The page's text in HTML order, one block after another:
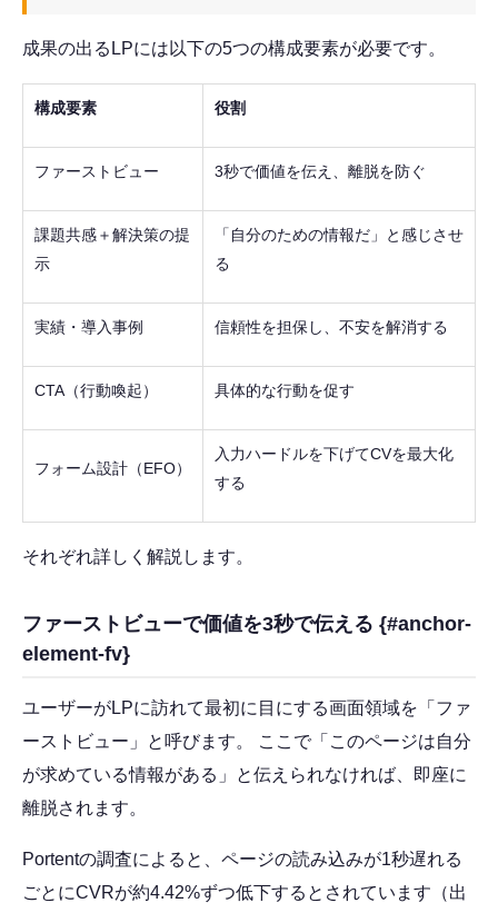
成果の出るLPには以下の5つの構成要素が必要です。
構成要素 役割
ファーストビュー 3秒で価値を伝え、離脱を防ぐ
課題共感＋解決策の提
示
「自分のための情報だ」と感じさせ
る
実績・導入事例 信頼性を担保し、不安を解消する
CTA（行動喚起） 具体的な行動を促す
フォーム設計（EFO）
入力ハードルを下げてCVを最大化
する
それぞれ詳しく解説します。
ファーストビューで価値を3秒で伝える {#anchor-
element-fv}
ユーザーがLPに訪れて最初に目にする画面領域を「ファ
ーストビュー」と呼びます。 ここで「このページは自分
が求めている情報がある」と伝えられなければ、即座に
離脱されます。
Portentの調査によると、ページの読み込みが1秒遅れる
ごとにCVRが約4.42%ずつ低下するとされています（出